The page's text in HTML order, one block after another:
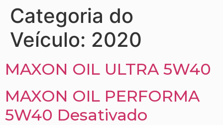
Categoria do
Veículo: 2020
MAXON OIL ULTRA 5W40
MAXON OIL PERFORMA
5W40 Desativado